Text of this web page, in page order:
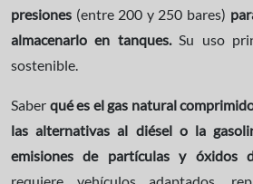
presiones (entre 200 y 250 bares)
almacenarlo en tanques.Su uso
sostenible.
Saber qué es el gas natural
las alternativas al diésel o la
emisiones de partículas y óxidos
requiere vehículos adaptados,